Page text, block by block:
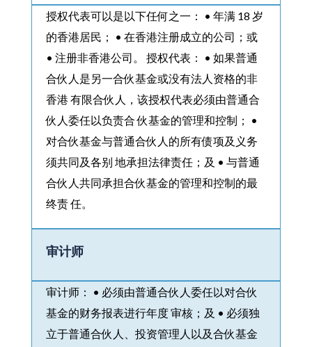
授权代表可以是以下任何之一： • 年满 18 岁
的香港居民； • 在香港注册成立的公司；或
• 注册非香港公司。 授权代表： • 如果普通
合伙人是另一合伙基金或没有法人资格的非
香港 有限合伙人，该授权代表必须由普通合
伙人委任以负责合 伙基金的管理和控制； •
对合伙基金与普通合伙人的所有债项及义务
须共同及各别 地承担法律责任；及 • 与普通
合伙人共同承担合伙基金的管理和控制的最
终责 任。
审计师
审计师： • 必须由普通合伙人委任以对合伙
基金的财务报表进行年度 审核；及 • 必须独
立于普通合伙人、投资管理人以及合伙基金